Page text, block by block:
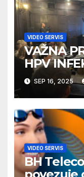
VIDEO SERVIS
VAŽNA
HPV
SEP 16, 2025
VIDEO SERVIS
BH